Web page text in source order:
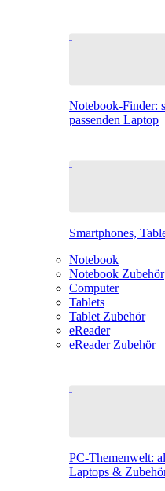
Notebook-Finder:
passenden Laptop
Smartphones,
Notebook
Notebook Zubehör
Computer
Tablets
Tablet Zubehör
eReader
eReader Zubehör
PC-Themenwelt:
Laptops &